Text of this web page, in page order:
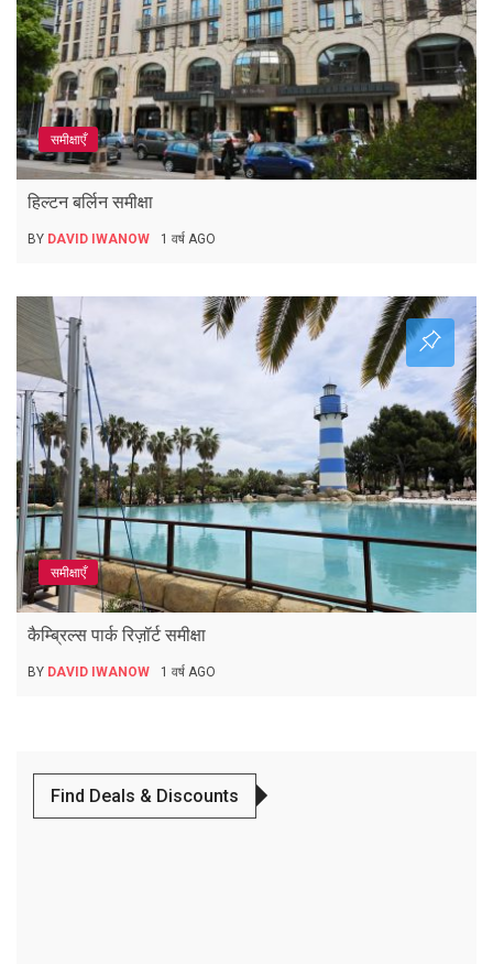
समीक्षाएँ
हिल्टन बर्लिन समीक्षा
BY DAVID IWANOW 1 वर्ष AGO
समीक्षाएँ
कैम्ब्रिल्स पार्क रिज़ॉर्ट समीक्षा
BY DAVID IWANOW 1 वर्ष AGO
Find Deals & Discounts